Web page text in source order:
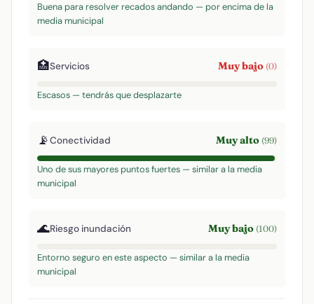
Buena para resolver recados andando — por encima de la
media municipal
🏥Servicios Muy bajo (0)
Escasos — tendrás que desplazarte
📡Conectividad Muy alto (99)
Uno de sus mayores puntos fuertes — similar a la media
municipal
🌊Riesgo inundación Muy bajo (100)
Entorno seguro en este aspecto — similar a la media
municipal